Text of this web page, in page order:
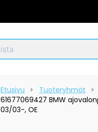
Etusivu Tuoteryhmät
61677069427 BMW
03/03-, OE